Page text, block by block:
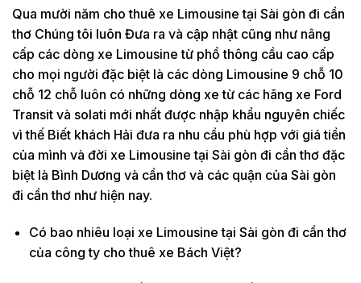
Qua mười năm cho thuê xe Limousine tại Sài gòn đi cần
thơ Chúng tôi luôn Đưa ra và cập nhật cũng như nâng
cấp các dòng xe Limousine từ phổ thông cầu cao cấp
cho mọi người đặc biệt là các dòng Limousine 9 chỗ 10
chỗ 12 chỗ luôn có những dòng xe từ các hãng xe Ford
Transit và solati mới nhất được nhập khẩu nguyên chiếc
vì thế Biết khách Hải đưa ra nhu cầu phù hợp với giá tiền
của mình và đời xe Limousine tại Sài gòn đi cần thơ đặc
biệt là Bình Dương và cần thơ và các quận của Sài gòn
đi cần thơ như hiện nay.
Có bao nhiêu loại xe Limousine tại Sài gòn đi cần thơ
của công ty cho thuê xe Bách Việt?